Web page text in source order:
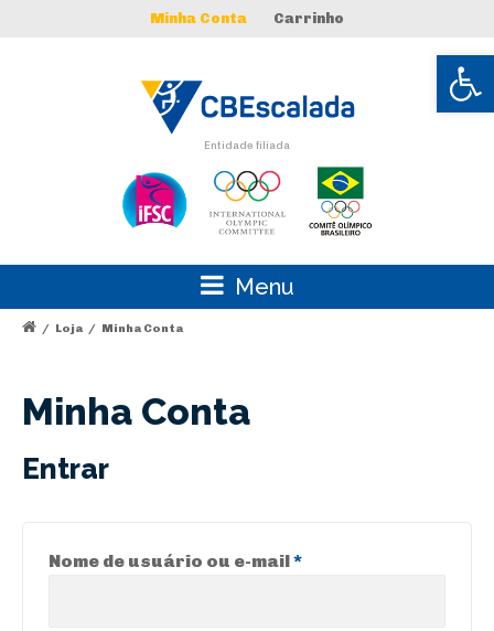
Abrir
Minha Conta Carrinho
Entidade filiada
Menu
/ Loja / Minha Conta
Minha Conta
Entrar
Nome de usuário ou e-mail*Obrigatório